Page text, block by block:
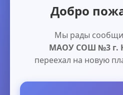
Добро
Мы рады
МАОУ СОШ №3 г.
переехал на новую